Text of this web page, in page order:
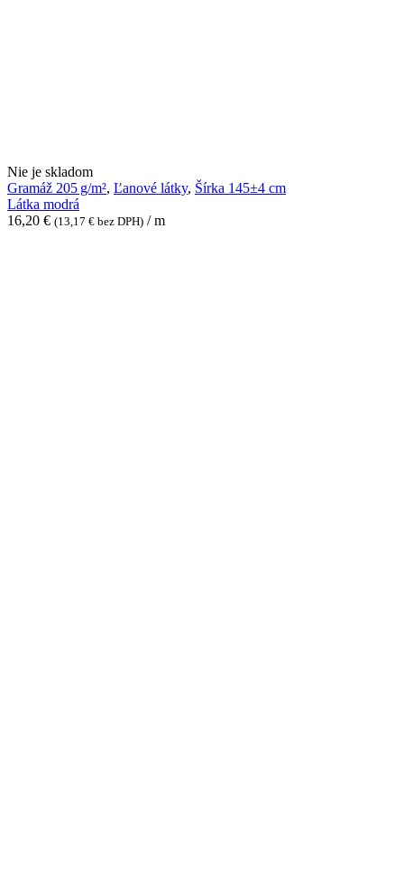
Látka
modrá
Nie je skladom
Gramáž 205 g/m², Ľanové látky, Šírka 145±4 cm
Látka modrá
16,20 € (13,17 € bez DPH) / m